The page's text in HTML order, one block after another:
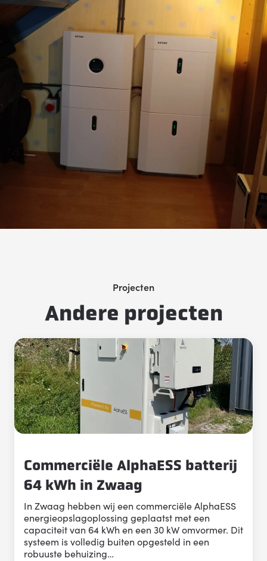
Projecten
Andere projecten
Commerciële AlphaESS batterij
64 kWh in Zwaag
In Zwaag hebben wij een commerciële AlphaESS
energieopslagoplossing geplaatst met een
capaciteit van 64 kWh en een 30 kW omvormer. Dit
systeem is volledig buiten opgesteld in een
robuuste behuizing…